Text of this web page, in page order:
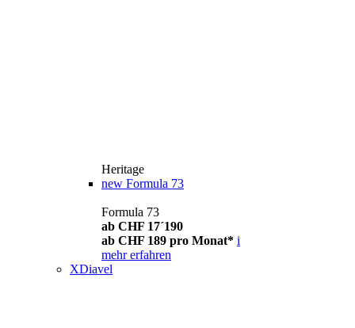
Heritage
new Formula 73
Formula 73
ab CHF 17´190
ab CHF 189 pro Monat* i
mehr erfahren
XDiavel